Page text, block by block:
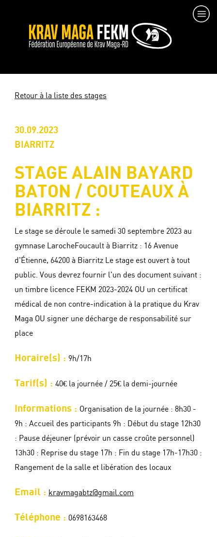
Retour à la liste des stages
30.09.2023
BIARRITZ
STAGE ALAIN BAYARD
BATON / COUTEAUX À
BIARRITZ :
Le stage se déroule le samedi 30 septembre 2023 au
gymnase LarocheFoucault à Biarritz : 16 Avenue
d'Étienne, 64200 à Biarritz Le stage est ouvert à tout
public. Vous devrez fournir l'un des document suivant :
un timbre licence FEKM 2023-2024 OU un certificat
médical de non contre-indication à la pratique du Krav
Maga OU signer une décharge de responsabilité sur
place
Horaire(s) : 9h/17h
Tarif(s) : 40€ la journée / 25€ la demi-journée
Informations : Organisation de la journée : 8h30 -
9h : Accueil des participants 9h : Début du stage 12h30
: Pause déjeuner (prévoir un casse croûte personnel)
13h30 : Reprise du stage 17h : Fin du stage 17h-17h30 :
Rangement de la salle et libération des locaux
Email : kravmagabtz@gmail.com
Téléphone : 0698163468